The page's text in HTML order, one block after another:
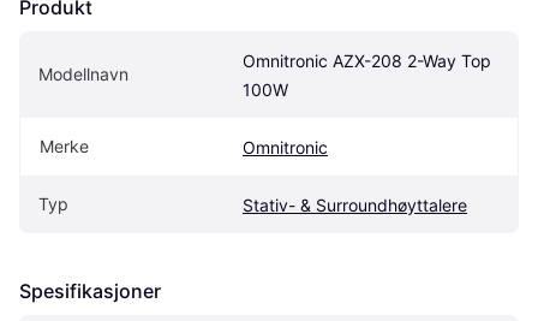
Produkt
Modellnavn
Omnitronic AZX-208 2-Way Top
100W
Merke Omnitronic
Typ Stativ- & Surroundhøyttalere
Spesifikasjoner